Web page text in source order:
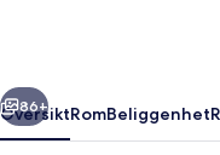
Neste
86+
OversiktRomBeliggenhet